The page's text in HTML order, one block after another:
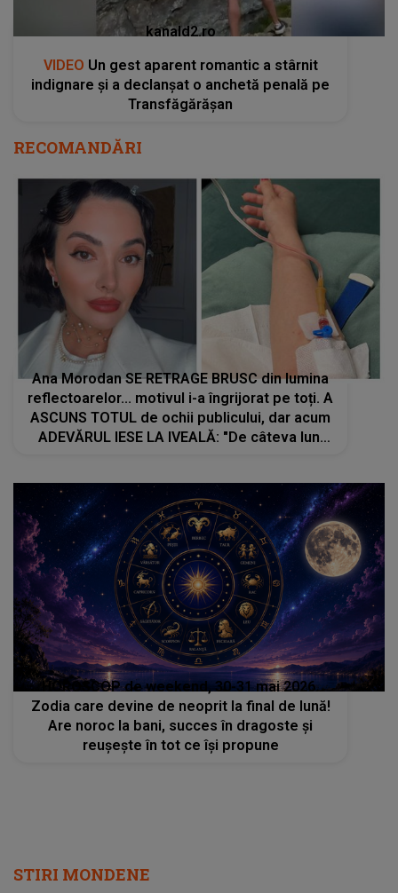
kanald2.ro
VIDEO Un gest aparent romantic a stârnit
indignare și a declanșat o anchetă penală pe
Transfăgărășan
RECOMANDĂRI
Ana Morodan SE RETRAGE BRUSC din lumina
reflectoarelor... motivul i-a îngrijorat pe toți. A
ASCUNS TOTUL de ochii publicului, dar acum
ADEVĂRUL IESE LA IVEALĂ: "De câteva luni
HOROSCOP de weekend, 30-31 mai 2026.
Zodia care devine de neoprit la final de lună!
Are noroc la bani, succes în dragoste și
reușește în tot ce își propune
STIRI MONDENE